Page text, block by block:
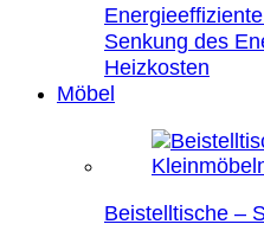
Senkung des
Heizkosten
Möbel
Beistelltische –